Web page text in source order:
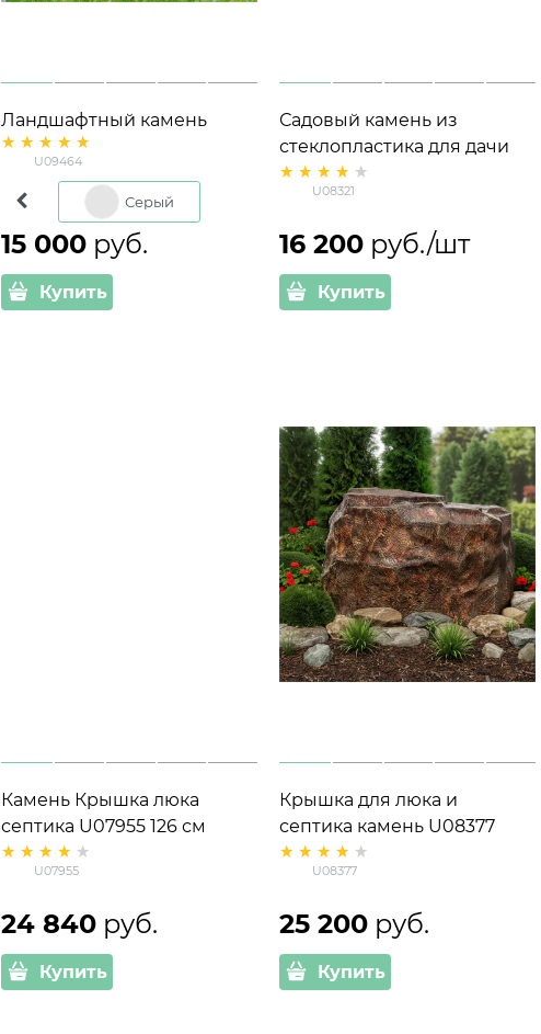
Ландшафтный камень
узкий U09464
стеклопластик высота 132
см
U09464
Серый
15 000 руб.
Купить
Садовый камень из
стеклопластика для дачи
U08321 Гранит
1360х620х720
U08321
16 200 руб./шт
Купить
Камень Крышка люка
септика U07955 126 см
U07955
24 840 руб.
Купить
Крышка для люка и
септика камень U08377
U08377
25 200 руб.
Купить